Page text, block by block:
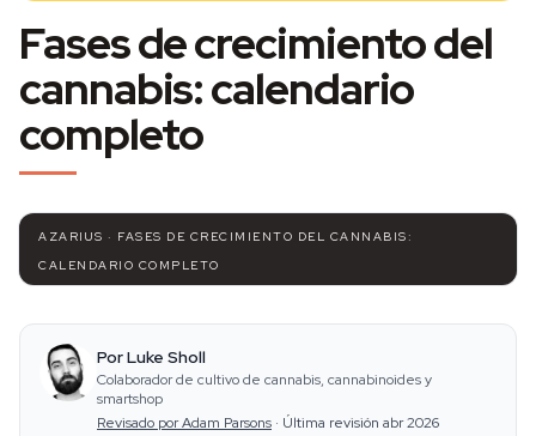
Fases de crecimiento del
cannabis: calendario
completo
AZARIUS · FASES DE CRECIMIENTO DEL CANNABIS:
CALENDARIO COMPLETO
Por Luke Sholl
Colaborador de cultivo de cannabis, cannabinoides y
smartshop
Revisado por Adam Parsons · Última revisión abr 2026